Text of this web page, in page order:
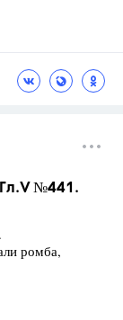
Гл.V №441.
ромба,